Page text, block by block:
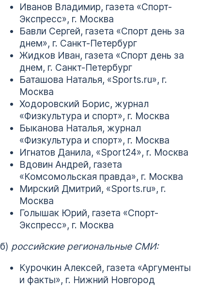
Иванов Владимир, газета «Спорт-
Экспресс», г. Москва
Бавли Сергей, газета «Спорт день за
днем», г. Санкт-Петербург
Жидков Иван, газета «Спорт день за
днем, г. Санкт-Петербург
Баташова Наталья, «Sports.ru», г.
Москва
Ходоровский Борис, журнал
«Физкультура и спорт», г. Москва
Быканова Наталья, журнал
«Физкультура и спорт», г. Москва
Игнатов Данила, «Sport24», r. Москва
Вдовин Андрей, газета
«Комсомольская правда», г. Москва
Мирский Дмитрий, «Sports.ru», г.
Москва
Голышак Юрий, газета «Спорт-
Экспресс», г. Москва
б) российские региональные СМИ:
Курочкин Алексей, газета «Аргументы
и факты», г. Нижний Новгород